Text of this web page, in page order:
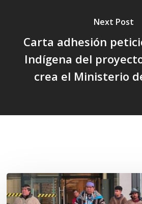
Next Post
Carta adhesión
Indígena del
crea el Ministerio
Osorno:
Lof